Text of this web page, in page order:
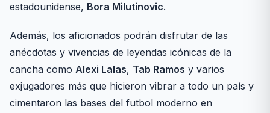
estadounidense, Bora Milutinovic.
Además, los aficionados podrán disfrutar de las
anécdotas y vivencias de leyendas icónicas de la
cancha como Alexi Lalas, Tab Ramos y varios
exjugadores más que hicieron vibrar a todo un país y
cimentaron las bases del futbol moderno en